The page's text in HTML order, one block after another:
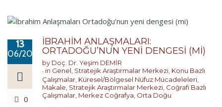
13
06/2026
0
İBRAHİM ANLAŞMALARI:
ORTADOĞU’NUN YENİ DENGESİ (Mİ)
by Doç. Dr. Yeşim DEMİR
in Genel Stratejik Araştırmalar Merkezi Konu Bazlı
Çalışmalar Küresel/Bölgesel Nüfuz Mücadeleleri
Makale Stratejik Araştırmalar Merkezi Coğrafi Bazlı
Çalışmalar Merkez Coğrafya Orta Doğu